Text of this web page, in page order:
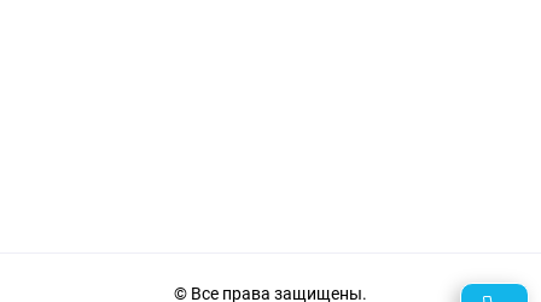
© Все права защищены.